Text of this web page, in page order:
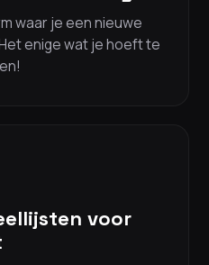
waar je een nieuwe
enige wat je hoeft te
voor